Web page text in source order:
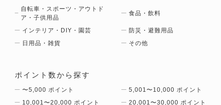
自転車・スポーツ・アウトド
ア・子供用品
食品・飲料
インテリア・DIY・園芸
防災・避難用品
日用品・雑貨
その他
ポイント数から探す
〜5,000 ポイント
5,001〜10,000 ポイント
10,001〜20,000 ポイント
20,001〜30,000 ポイント